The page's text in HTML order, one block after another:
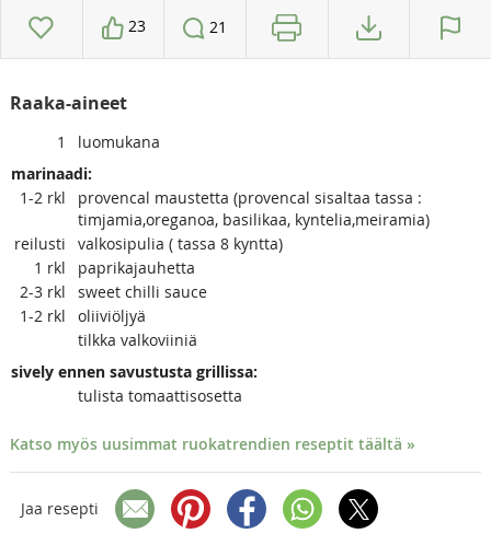
23 21
Raaka-aineet
1
luomukana
marinaadi:
1-2 rkl
provencal maustetta (provencal sisaltaa tassa :
timjamia,oreganoa, basilikaa, kyntelia,meiramia)
reilusti
valkosipulia ( tassa 8 kyntta)
1 rkl
paprikajauhetta
2-3 rkl
sweet chilli sauce
1-2 rkl
oliiviöljyä
tilkka valkoviiniä
sively ennen savustusta grillissa:
tulista tomaattisosetta
Katso myös uusimmat ruokatrendien reseptit täältä »
Jaa resepti